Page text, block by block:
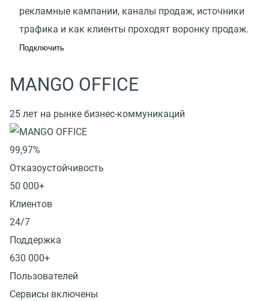
рекламные кампании, каналы продаж, источники
трафика и как клиенты проходят воронку продаж.
Подключить
MANGO OFFICE
25 лет на рынке бизнес-коммуникаций
99,97%
Отказоустойчивость
50 000+
Клиентов
24/7
Поддержка
630 000+
Пользователей
Сервисы включены